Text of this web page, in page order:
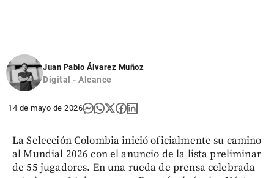
Juan Pablo Álvarez Muñoz
Digital - Alcance
14 de mayo de 2026
La Selección Colombia inició oficialmente su camino
al Mundial 2026 con el anuncio de la lista preliminar
de 55 jugadores. En una rueda de prensa celebrada